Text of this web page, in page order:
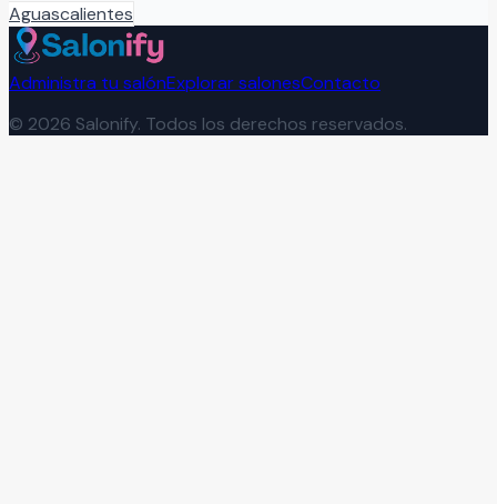
Aguascalientes
Administra tu salónExplorar salonesContacto
© 2026 Salonify. Todos los derechos reservados.